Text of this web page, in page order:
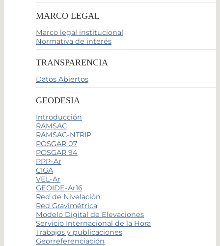
MARCO LEGAL
Marco legal institucional
Normativa de interés
TRANSPARENCIA
Datos Abiertos
GEODESIA
Introducción
RAMSAC
RAMSAC-NTRIP
POSGAR 07
POSGAR 94
PPP-Ar
CIGA
VEL-Ar
GEOIDE-Ar16
Red de Nivelación
Red Gravimétrica
Modelo Digital de Elevaciones
Servicio Internacional de la Hora
Trabajos y publicaciones
Georreferenciación